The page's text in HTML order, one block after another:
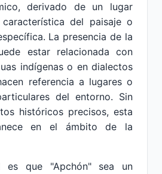
derivado de un lugar
del paisaje o
La presencia de la
estar relacionada con
indígenas o en dialectos
referencia a lugares o
del entorno. Sin
históricos precisos, esta
en el ámbito de la
es que "Apchón" sea un